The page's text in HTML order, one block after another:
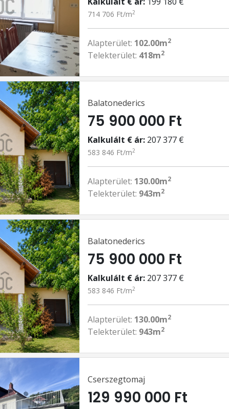
714 706 Ft/m2
Alapterület: 102.00m2
Telekterület: 418m2
Balatonederics
75 900 000 Ft
Kalkulált € ár: 207 377 €
583 846 Ft/m2
Alapterület: 130.00m2
Telekterület: 943m2
Balatonederics
75 900 000 Ft
Kalkulált € ár: 207 377 €
583 846 Ft/m2
Alapterület: 130.00m2
Telekterület: 943m2
Cserszegtomaj
129 990 000 Ft